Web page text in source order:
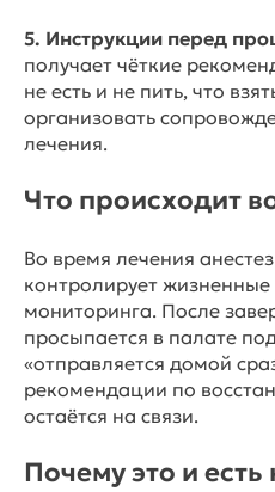
5. Инструкции перед
получает чёткие
не есть и не пить, что
организовать
лечения.
Что происходит
Во время лечения
контролирует
мониторинга. После
просыпается в палате
«отправляется домой
рекомендации по
остаётся на связи.
Почему это и